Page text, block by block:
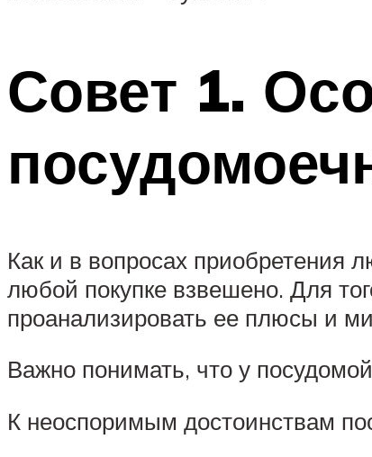
Совет 1.
Как и в вопросах приобретения
любой покупке взвешено. Для
проанализировать ее плюсы и
Важно понимать, что у
К неоспоримым достоинствам